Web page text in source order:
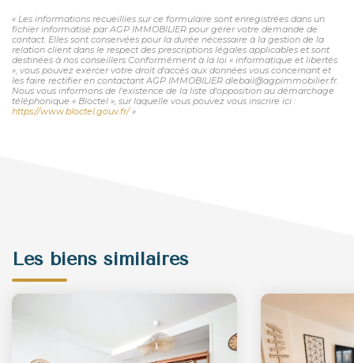
« Les informations recueillies sur ce formulaire sont enregistrées dans un
fichier informatisé par AGP IMMOBILIER pour gérer votre demande de
contact. Elles sont conservées pour la durée nécessaire à la gestion de la
relation client dans le respect des prescriptions légales applicables et sont
destinées à nos conseillers Conformément à la loi « informatique et libertés
», vous pouvez exercer votre droit d'accès aux données vous concernant et
les faire rectifier en contactant AGP IMMOBILIER dlebail@agpimmobilier.fr.
Nous vous informons de l'existence de la liste d'opposition au démarchage
téléphonique « Bloctel », sur laquelle vous pouvez vous inscrire ici :
https://www.bloctel.gouv.fr/»
Les biens similaires